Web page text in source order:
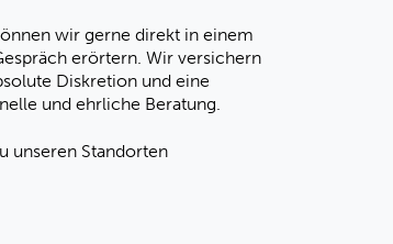
wir gerne direkt in einem
erörtern. Wir versichern
Diskretion und eine
und ehrliche Beratung.
unseren Standorten